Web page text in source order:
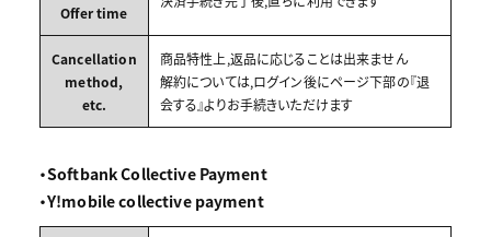
Offer time
Cancellation
method,
etc.
商品特性上,返品に応じることは出来ません
解約については,ログイン後にページ下部の『退
会する』よりお手続きいただけます
・Softbank Collective Payment
・Y!mobile collective payment